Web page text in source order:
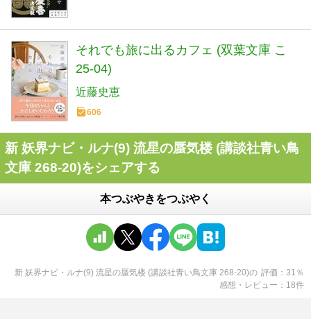
それでも旅に出るカフェ (双葉文庫 こ
25-04)
近藤史恵
606
新 妖界ナビ・ルナ(9) 流星の蜃気楼 (講談社青い鳥
文庫 268-20)をシェアする
本つぶやきをつぶやく
新 妖界ナビ・ルナ(9) 流星の蜃気楼 (講談社青い鳥文庫 268-20)の 評価 31 ％
感想・レビュー
18件